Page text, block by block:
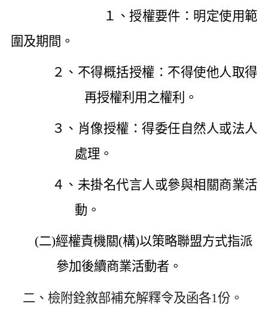
１、授權要件：明定使用範
圍及期間。
２、不得概括授權：不得使他人取得
再授權利用之權利。
３、肖像授權：得委任自然人或法人
處理。
４、未掛名代言人或參與相關商業活
動。
(二)經權責機關(構)以策略聯盟方式指派
參加後續商業活動者。
二、 檢附銓敘部補充解釋令及函各1份 。